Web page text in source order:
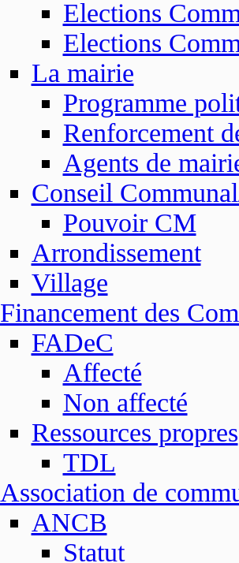
Elections
Elections
La mairie
Programme
Renforcement
Agents de
Conseil
Pouvoir CM
Arrondissement
Village
Financement des
FADeC
Affecté
Non affecté
Ressources propres
TDL
Association de
ANCB
Statut